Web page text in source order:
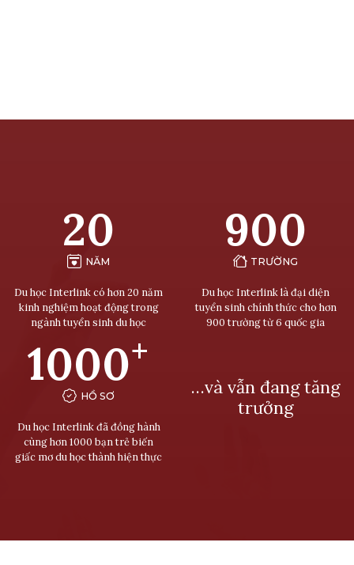
20
NĂM
Du học Interlink có hơn 20 năm
kinh nghiệm hoạt động trong
ngành tuyển sinh du học
900
TRƯỜNG
Du học Interlink là đại diện
tuyển sinh chính thức cho hơn
900 trường từ 6 quốc gia
1000+
HỒ SƠ
Du học Interlink đã đồng hành
cùng hơn 1000 bạn trẻ biến
giấc mơ du học thành hiện thực
…và vẫn đang tăng
trưởng